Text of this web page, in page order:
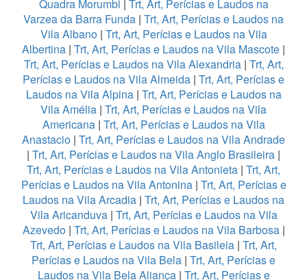
Quadra Morumbi | Trt, Art, Perícias e Laudos na
Varzea da Barra Funda | Trt, Art, Perícias e Laudos na
Vila Albano| Trt, Art, Perícias e Laudos na Vila
Albertina | Trt, Art, Perícias e Laudos na Vila Mascote |
Trt, Art, Perícias e Laudos na Vila Alexandria| Trt, Art,
Perícias e Laudos na Vila Almeida | Trt, Art, Perícias e
Laudos na Vila Alpina | Trt, Art, Perícias e Laudos na
Vila Amélia | Trt, Art, Perícias e Laudos na Vila
Americana| Trt, Art, Perícias e Laudos na Vila
Anastacio | Trt, Art, Perícias e Laudos na Vila Andrade
| Trt, Art, Perícias e Laudos na Vila Anglo Brasileira |
Trt, Art, Perícias e Laudos na Vila Antonieta | Trt, Art,
Perícias e Laudos na Vila Antonina| Trt, Art, Perícias e
Laudos na Vila Arcadia | Trt, Art, Perícias e Laudos na
Vila Aricanduva| Trt, Art, Perícias e Laudos na Vila
Azevedo| Trt, Art, Perícias e Laudos na Vila Barbosa|
Trt, Art, Perícias e Laudos na Vila Basileia | Trt, Art,
Perícias e Laudos na Vila Bela | Trt, Art, Perícias e
Laudos na Vila Bela Aliança| Trt, Art, Perícias e